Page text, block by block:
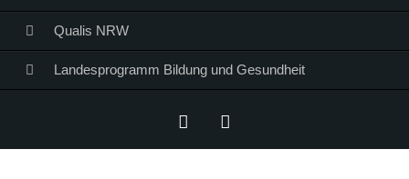
Qualis NRW
Landesprogramm Bildung und Gesundheit